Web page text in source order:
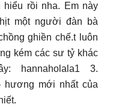
hiểu rồi nha. Em này
một người đàn bà
ghiền chế.t luôn
kém các sư tỷ khác
hannaholala1 3.
hương mới nhất của